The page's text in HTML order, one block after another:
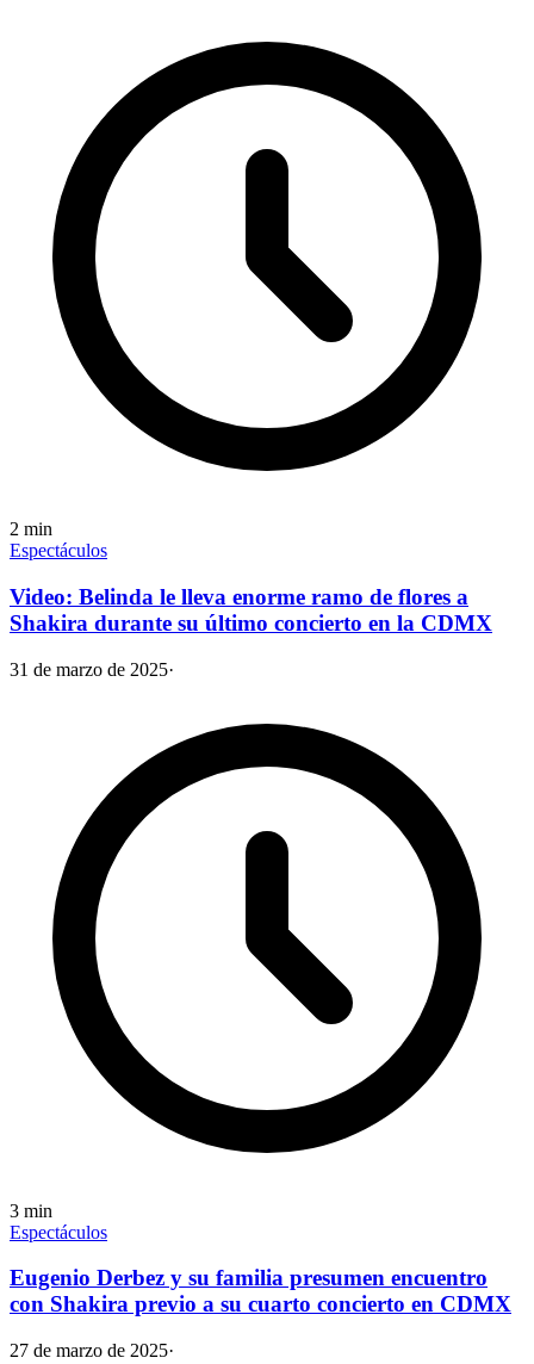
2 min
Espectáculos
Video: Belinda le lleva enorme ramo de flores a
Shakira durante su último concierto en la CDMX
31 de marzo de 2025·
3 min
Espectáculos
Eugenio Derbez y su familia presumen encuentro
con Shakira previo a su cuarto concierto en CDMX
27 de marzo de 2025·